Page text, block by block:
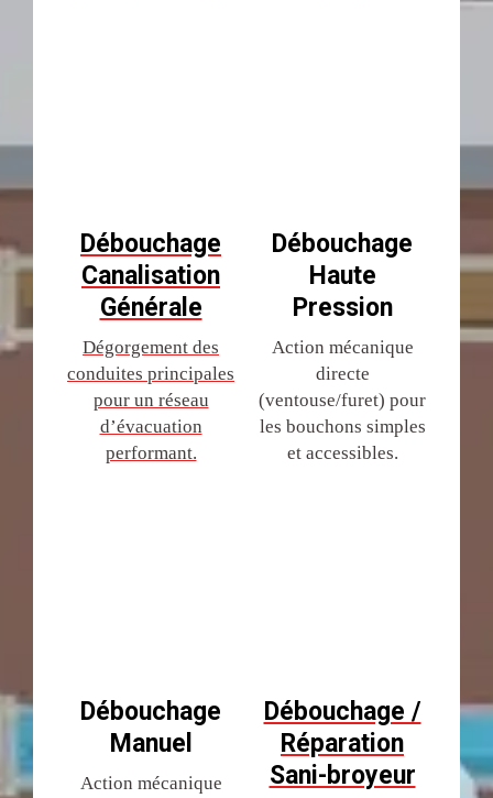
Débouchage
Canalisation
Générale
Dégorgement des
conduites principales
pour un réseau
d’évacuation
performant.
Débouchage
Manuel
Action mécanique
Débouchage
Haute
Pression
Action mécanique
directe
(ventouse/furet) pour
les bouchons simples
et accessibles.
Débouchage /
Réparation
Sani-broyeur